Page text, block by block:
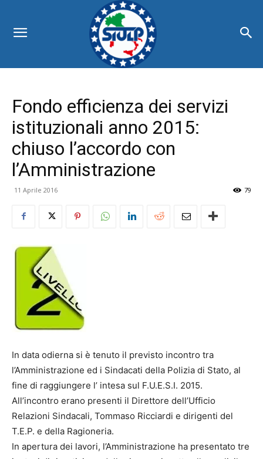
Fondo efficienza dei servizi
istituzionali anno 2015:
chiuso l’accordo con
l’Amministrazione
11 Aprile 2016 79
In data odierna si è tenuto il previsto incontro tra
l’Amministrazione ed i Sindacati della Polizia di Stato, al
fine di raggiungere l’ intesa sul F.U.E.S.I. 2015.
All’incontro erano presenti il Direttore dell’Ufficio
Relazioni Sindacali, Tommaso Ricciardi e dirigenti del
T.E.P. e della Ragioneria.
In apertura dei lavori, l’Amministrazione ha presentato tre